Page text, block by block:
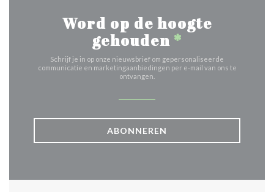
Word op de hoogte
gehouden *
Schrijf je in op onze nieuwsbrief om gepersonaliseerde
communicatie en marketingaanbiedingen per e-mail van ons te
ontvangen.
ABONNEREN